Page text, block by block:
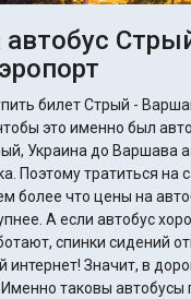
билет Стрый -
это именно был
Украина до Варшава
Поэтому тратиться на
более что цены на
то там
спинки сидений
интернет! Значит, в
Именно таковы автобусы